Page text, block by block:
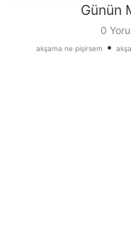
Günün
0
akşama ne pişirsem •